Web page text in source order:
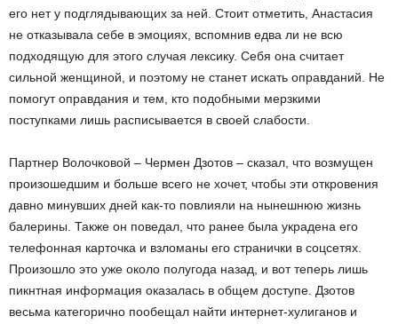
его нет у подглядывающих за ней. Стоит отметить, Анастасия
не отказывала себе в эмоциях, вспомнив едва ли не всю
подходящую для этого случая лексику. Себя она считает
сильной женщиной, и поэтому не станет искать оправданий. Не
помогут оправдания и тем, кто подобными мерзкими
поступками лишь расписывается в своей слабости.
Партнер Волочковой – Чермен Дзотов – сказал, что возмущен
произошедшим и больше всего не хочет, чтобы эти откровения
давно минувших дней как-то повлияли на нынешнюю жизнь
балерины. Также он поведал, что ранее была украдена его
телефонная карточка и взломаны его странички в соцсетях.
Произошло это уже около полугода назад, и вот теперь лишь
пикнтная информация оказалась в общем доступе. Дзотов
весьма категорично пообещал найти интернет-хулиганов и